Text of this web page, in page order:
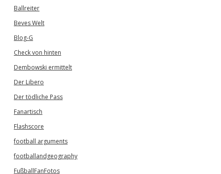
Ballreiter
Beves Welt
Blog-G
Check von hinten
Dembowski ermittelt
Der Libero
Der tödliche Pass
Fanartisch
Flashscore
football arguments
footballandgeography
FußballFanFotos